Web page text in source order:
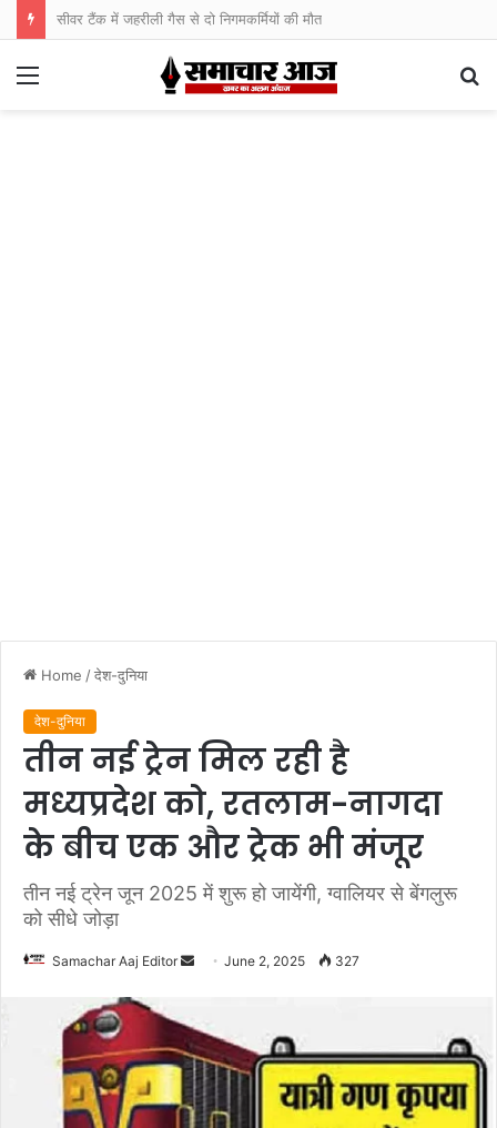
सीवर टैंक में जहरीली गैस से दो निगमकर्मियों की मौत
Menu
Home /देश-दुनिया
देश-दुनिया
तीन नई ट्रेन मिल रही है
मध्यप्रदेश को, रतलाम-नागदा
के बीच एक और ट्रेक भी मंजूर
तीन नई ट्रेन जून 2025 में शुरू हो जायेंगी, ग्वालियर से बेंगलुरू
को सीधे जोड़ा
Samachar Aaj Editor
Send June 2, 2025 327